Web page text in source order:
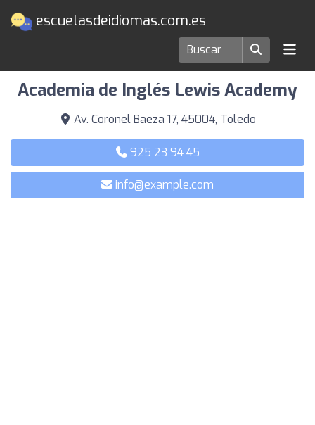
escuelasdeidiomas.com.es
Escuelas de idiomas en Toledo
Academia de Inglés Lewis Academy
Av. Coronel Baeza 17, 45004, Toledo
925 23 94 45
info@example.com